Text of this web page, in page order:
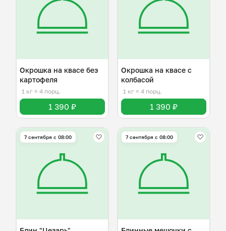
Окрошка на квасе без
картофеля
1 кг ≈ 4 порц.
1 390 ₽
Окрошка на квасе с
колбасой
1 кг ≈ 4 порц.
1 390 ₽
7 сентября с 08:00 7 сентября с 08:00